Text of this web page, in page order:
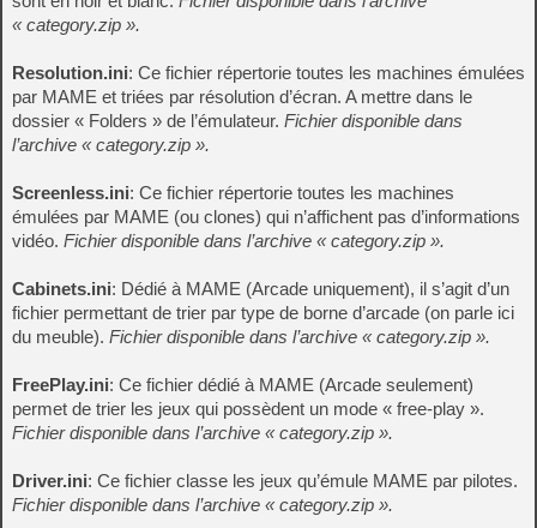
« category.zip ».
Resolution.ini: Ce fichier répertorie toutes les machines émulées
par MAME et triées par résolution d’écran. A mettre dans le
dossier « Folders » de l’émulateur. Fichier disponible dans
l’archive « category.zip ».
Screenless.ini: Ce fichier répertorie toutes les machines
émulées par MAME (ou clones) qui n’affichent pas d’informations
vidéo. Fichier disponible dans l’archive « category.zip ».
Cabinets.ini: Dédié à MAME (Arcade uniquement), il s’agit d’un
fichier permettant de trier par type de borne d’arcade (on parle ici
du meuble). Fichier disponible dans l’archive « category.zip ».
FreePlay.ini: Ce fichier dédié à MAME (Arcade seulement)
permet de trier les jeux qui possèdent un mode « free-play ».
Fichier disponible dans l’archive « category.zip ».
Driver.ini: Ce fichier classe les jeux qu’émule MAME par pilotes.
Fichier disponible dans l’archive « category.zip ».